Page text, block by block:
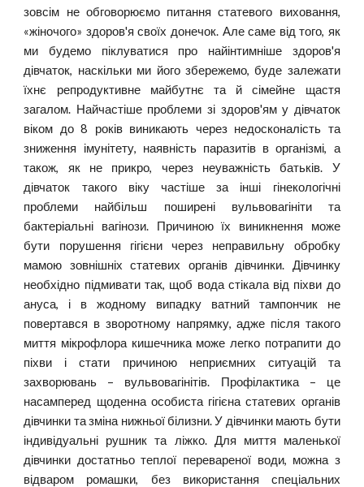
зовсім не обговорюємо питання статевого виховання,
«жіночого» здоров'я своїх донечок. Але саме від того, як
ми будемо піклуватися про найінтимніше здоров'я
дівчаток, наскільки ми його збережемо, буде залежати
їхнє репродуктивне майбутнє та й сімейне щастя
загалом. Найчастіше проблеми зі здоров'ям у дівчаток
віком до 8 років виникають через недосконалість та
зниження імунітету, наявність паразитів в організмі, а
також, як не прикро, через неуважність батьків. У
дівчаток такого віку частіше за інші гінекологічні
проблеми найбільш поширені вульвовагініти та
бактеріальні вагінози. Причиною їх виникнення може
бути порушення гігієни через неправильну обробку
мамою зовнішніх статевих органів дівчинки. Дівчинку
необхідно підмивати так, щоб вода стікала від піхви до
ануса, і в жодному випадку ватний тампончик не
повертався в зворотному напрямку, адже після такого
миття мікрофлора кишечника може легко потрапити до
піхви і стати причиною неприємних ситуацій та
захворювань – вульвовагінітів. Профілактика – це
насамперед щоденна особиста гігієна статевих органів
дівчинки та зміна нижньої білизни. У дівчинки мають бути
індивідуальні рушник та ліжко. Для миття маленької
дівчинки достатньо теплої перевареної води, можна з
відваром ромашки, без використання спеціальних